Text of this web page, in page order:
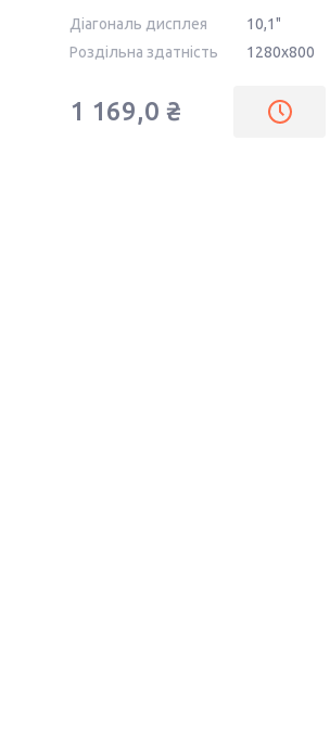
Діагональ дисплея
10,1"
Роздільна здатність
1280x800
1 169,0 ₴